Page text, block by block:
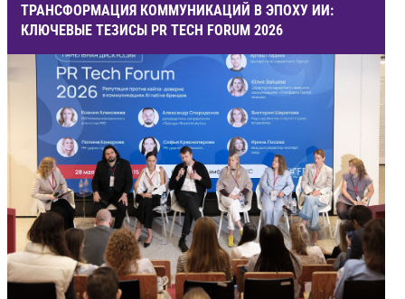
ТРАНСФОРМАЦИЯ КОММУНИКАЦИЙ В ЭПОХУ ИИ:
КЛЮЧЕВЫЕ ТЕЗИСЫ PR TECH FORUM 2026